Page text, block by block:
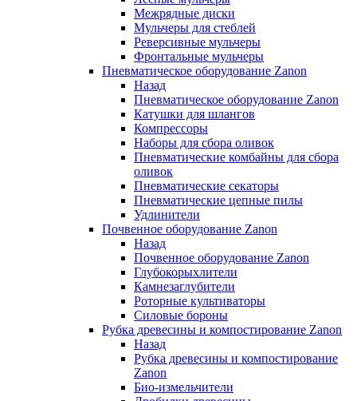
Межрядные диски
Мульчеры для стеблей
Реверсивные мульчеры
Фронтальные мульчеры
Пневматическое оборудование Zanon
Назад
Пневматическое оборудование Zanon
Катушки для шлангов
Компрессоры
Наборы для сбора оливок
Пневматические комбайны для сбора
оливок
Пневматические секаторы
Пневматические цепные пилы
Удлинители
Почвенное оборудование Zanon
Назад
Почвенное оборудование Zanon
Глубокорыхлители
Камнезаглубители
Роторные культиваторы
Силовые бороны
Рубка древесины и компостирование Zanon
Назад
Рубка древесины и компостирование
Zanon
Био-измельчители